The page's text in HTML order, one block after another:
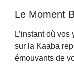
Le Moment
L’instant où
sur la Kaaba
émouvants de